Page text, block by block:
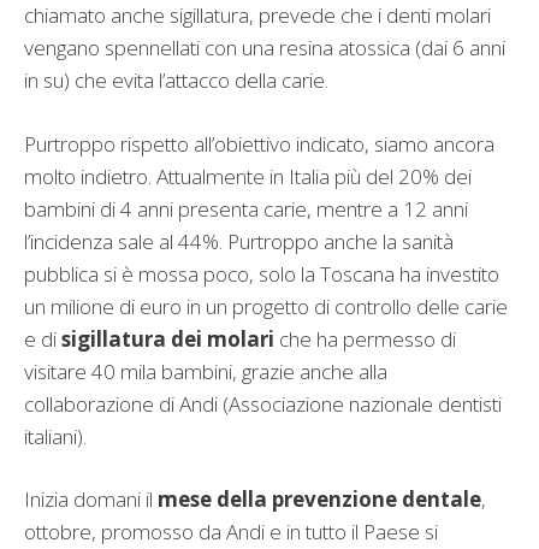
chiamato anche sigillatura, prevede che i denti molari
vengano spennellati con una resina atossica (dai 6 anni
in su) che evita l’attacco della carie.
Purtroppo rispetto all’obiettivo indicato, siamo ancora
molto indietro. Attualmente in Italia più del 20% dei
bambini di 4 anni presenta carie, mentre a 12 anni
l’incidenza sale al 44%. Purtroppo anche la sanità
pubblica si è mossa poco, solo la Toscana ha investito
un milione di euro in un progetto di controllo delle carie
e disigillatura dei molari che ha permesso di
visitare 40 mila bambini, grazie anche alla
collaborazione di Andi (Associazione nazionale dentisti
italiani).
Inizia domani il mese della prevenzione dentale,
ottobre, promosso da Andi e in tutto il Paese si